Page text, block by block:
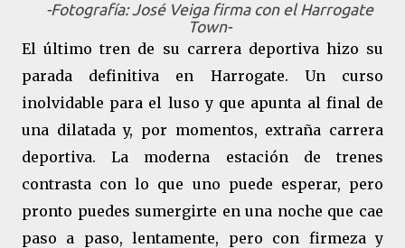
-Fotografía: José Veiga firma con el Harrogate
Town-
El último tren de su carrera deportiva hizo su
parada definitiva en Harrogate. Un curso
inolvidable para el luso y que apunta al final de
una dilatada y, por momentos, extraña carrera
deportiva. La moderna estación de trenes
contrasta con lo que uno puede esperar, pero
pronto puedes sumergirte en una noche que cae
paso a paso, lentamente, pero con firmeza y